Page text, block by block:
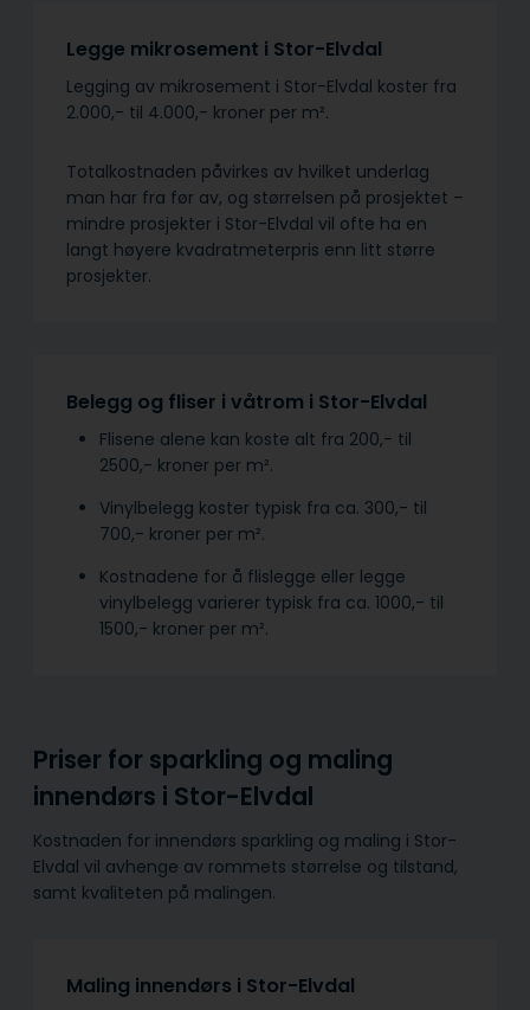
Legge mikrosement i Stor-Elvdal
Legging av mikrosement i Stor-Elvdal koster fra
2.000,- til 4.000,- kroner per m².
Totalkostnaden påvirkes av hvilket underlag
man har fra før av, og størrelsen på prosjektet –
mindre prosjekter i Stor-Elvdal vil ofte ha en
langt høyere kvadratmeterpris enn litt større
prosjekter.
Belegg og fliser i våtrom i Stor-Elvdal
Flisene alene kan koste alt fra 200,- til
2500,- kroner per m².
Vinylbelegg koster typisk fra ca. 300,- til
700,- kroner per m².
Kostnadene for å flislegge eller legge
vinylbelegg varierer typisk fra ca. 1000,- til
1500,- kroner per m².
Priser for sparkling og maling
innendørs i Stor-Elvdal
Kostnaden for innendørs sparkling og maling i Stor-
Elvdal vil avhenge av rommets størrelse og tilstand,
samt kvaliteten på malingen.
Maling innendørs i Stor-Elvdal